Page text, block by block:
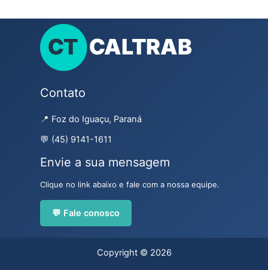
Contato
📍 Foz do Iguaçu, Paraná
💬 (45) 9141-1611
Envie a sua mensagem
Clique no link abaixo e fale com a nossa equipe.
💬 Fale conosco
Copyright © 2026